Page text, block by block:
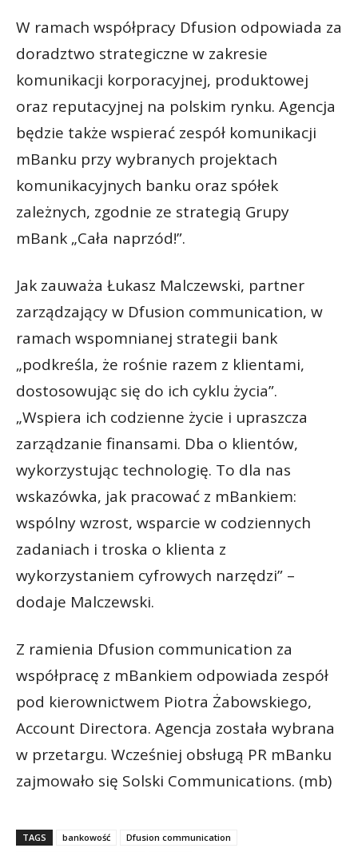
W ramach współpracy Dfusion odpowiada za
doradztwo strategiczne w zakresie
komunikacji korporacyjnej, produktowej
oraz reputacyjnej na polskim rynku. Agencja
będzie także wspierać zespół komunikacji
mBanku przy wybranych projektach
komunikacyjnych banku oraz spółek
zależnych, zgodnie ze strategią Grupy
mBank „Cała naprzód!”.
Jak zauważa Łukasz Malczewski, partner
zarządzający w Dfusion communication, w
ramach wspomnianej strategii bank
„podkreśla, że rośnie razem z klientami,
dostosowując się do ich cyklu życia”.
„Wspiera ich codzienne życie i upraszcza
zarządzanie finansami. Dba o klientów,
wykorzystując technologię. To dla nas
wskazówka, jak pracować z mBankiem:
wspólny wzrost, wsparcie w codziennych
zadaniach i troska o klienta z
wykorzystaniem cyfrowych narzędzi” –
dodaje Malczewski.
Z ramienia Dfusion communication za
współpracę z mBankiem odpowiada zespół
pod kierownictwem Piotra Żabowskiego,
Account Directora. Agencja została wybrana
w przetargu. Wcześniej obsługą PR mBanku
zajmowało się Solski Communications. (mb)
TAGS bankowość
Dfusion communication